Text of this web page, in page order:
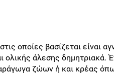
οποίες βασίζεται είναι
ολικής άλεσης
ζώων ή και κρέας